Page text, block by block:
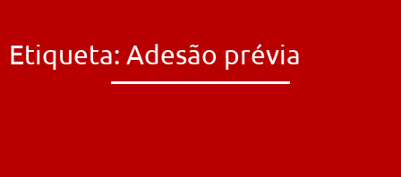
Etiqueta: Adesão prévia